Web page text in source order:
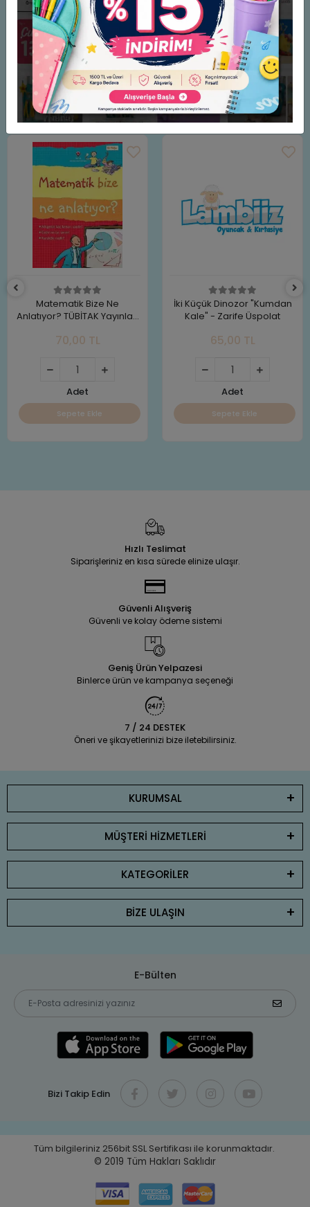
Yazar: Chiara Lossani
Çevirmen: Demet Elkatip
Yayınevi. Günışığı Yayınları
Benzer Ürünler
Matematik Bize Ne
Anlatıyor? TÜBİTAK Yayınları
70,00 TL
Adet
Sepete Ekle
İki Küçük Dinozor "Kumdan
Kale" - Zarife Üspolat
65,00 TL
Adet
Sepete Ekle
Hızlı Teslimat
Siparişleriniz en kısa sürede elinize ulaşır.
Güvenli Alışveriş
Güvenli ve kolay ödeme sistemi
Geniş Ürün Yelpazesi
Binlerce ürün ve kampanya seçeneği
7 / 24 DESTEK
Öneri ve şikayetlerinizi bize iletebilirsiniz.
KURUMSAL
MÜŞTERİ HİZMETLERİ
KATEGORİLER
BİZE ULAŞIN
E-Bülten
Bizi Takip Edin
Tüm bilgileriniz 256bit SSL Sertifikası ile korunmaktadır.
© 2019 Tüm Hakları Saklıdır